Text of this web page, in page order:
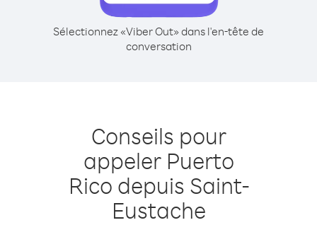
Sélectionnez «Viber Out» dans l'en-tête de
conversation
Conseils pour
appeler Puerto
Rico depuis Saint-
Eustache